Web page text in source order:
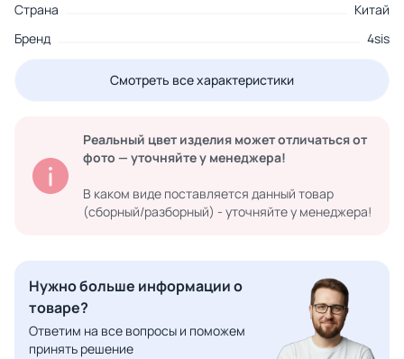
Страна
Китай
Бренд
4sis
Смотреть все характеристики
Реальный цвет изделия может отличаться от
фото — уточняйте у менеджера!
В каком виде поставляется данный товар
(сборный/разборный) - уточняйте у менеджера!
Нужно больше информации о
товаре?
Ответим на все вопросы и поможем
принять решение